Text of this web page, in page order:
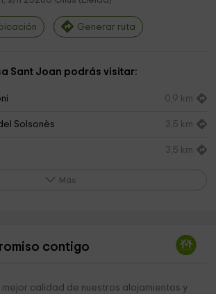
Generar ruta
Sant Joan podrás visitar:
0,9 km
Solsonès 3,5 km
3,5 km
3,7 km
Más
contigo
mejor calidad de nuestros alojamientos y